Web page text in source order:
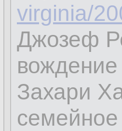
virginia/
Джозеф
Захари